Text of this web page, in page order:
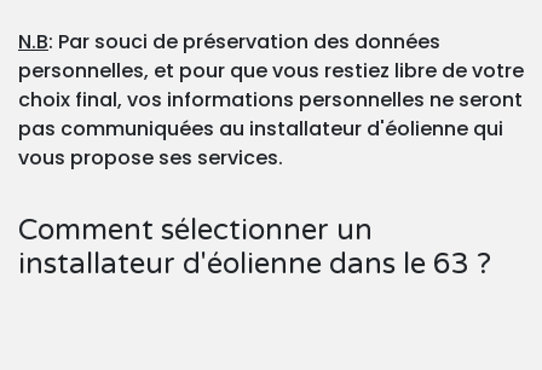
N.B: Par souci de préservation des données
personnelles, et pour que vous restiez libre de votre
choix final, vos informations personnelles ne seront
pas communiquées au installateur d'éolienne qui
vous propose ses services.
Comment sélectionner un
installateur d'éolienne dans le 63 ?